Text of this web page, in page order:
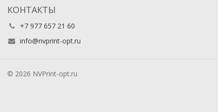
КОНТАКТЫ
+7 977 657 21 60
info@nvprint-opt.ru
© 2026 NVPrint-opt.ru